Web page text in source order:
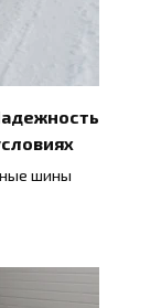
шины